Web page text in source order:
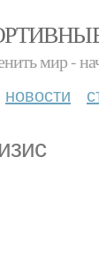
мир -
новости